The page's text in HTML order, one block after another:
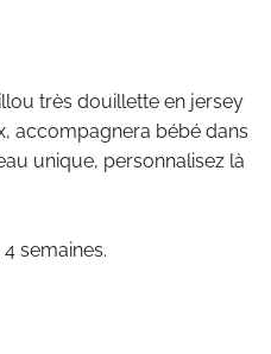
très douillette en jersey
accompagnera bébé dans
unique, personnalisez là
semaines.